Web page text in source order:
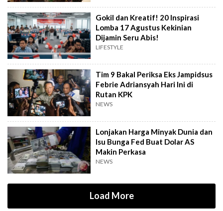
Gokil dan Kreatif! 20 Inspirasi
Lomba 17 Agustus Kekinian
Dijamin Seru Abis!
LIFESTYLE
Tim 9 Bakal Periksa Eks Jampidsus
Febrie Adriansyah Hari Ini di
Rutan KPK
NEWS
Lonjakan Harga Minyak Dunia dan
Isu Bunga Fed Buat Dolar AS
Makin Perkasa
NEWS
Load More